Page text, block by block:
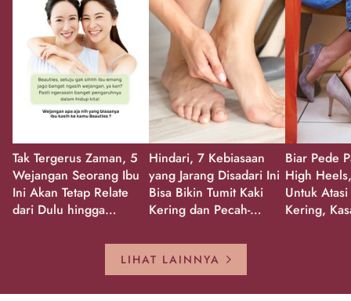
Tak Tergerus Zaman, 5
Wejangan Seorang Ibu
Ini Akan Tetap Relate
dari Dulu hingga
Hindari, 7 Kebiasaan
yang Jarang Disadari Ini
Bisa Bikin Tumit Kaki
Kering dan Pecah-
Biar Pede
High
Untuk
Kering,
LIHAT LAINNYA